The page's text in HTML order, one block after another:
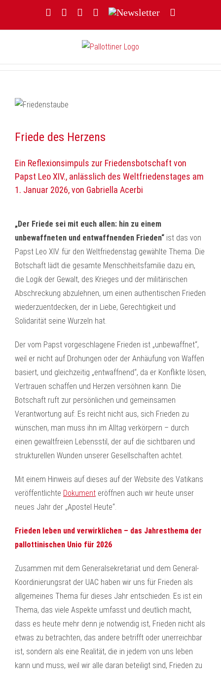
FacebookYouTubeInstagram
Threads
Newsletter
Friede des Herzens
Ein Reflexionsimpuls zur Friedensbotschaft von
Papst Leo XIV., anlässlich des Weltfriedenstages am
1. Januar 2026, von Gabriella Acerbi
„Der Friede sei mit euch allen: hin zu einem
unbewaffneten und entwaffnenden Frieden“ ist das von
Papst Leo XIV. für den Weltfriedenstag gewählte Thema. Die
Botschaft lädt die gesamte Menschheitsfamilie dazu ein,
die Logik der Gewalt, des Krieges und der militärischen
Abschreckung abzulehnen, um einen authentischen Frieden
wiederzuentdecken, der in Liebe, Gerechtigkeit und
Solidarität seine Wurzeln hat.
Der vom Papst vorgeschlagene Frieden ist „unbewaffnet“,
weil er nicht auf Drohungen oder der Anhäufung von Waffen
basiert, und gleichzeitig „entwaffnend“, da er Konflikte lösen,
Vertrauen schaffen und Herzen versöhnen kann. Die
Botschaft ruft zur persönlichen und gemeinsamen
Verantwortung auf: Es reicht nicht aus, sich Frieden zu
wünschen, man muss ihn im Alltag verkörpern – durch
einen gewaltfreien Lebensstil, der auf die sichtbaren und
strukturellen Wunden unserer Gesellschaften achtet.
Mit einem Hinweis auf dieses auf der Website des Vatikans
veröffentlichte Dokument eröffnen auch wir heute unser
neues Jahr der „Apostel Heute“.
Frieden leben und verwirklichen – das Jahresthema der
pallottinischen Unio für 2026
Zusammen mit dem Generalsekretariat und dem General-
Koordinierungsrat der UAC haben wir uns für Frieden als
allgemeines Thema für dieses Jahr entschieden. Es ist ein
Thema, das viele Aspekte umfasst und deutlich macht,
dass es heute mehr denn je notwendig ist, Frieden nicht als
etwas zu betrachten, das andere betrifft oder unerreichbar
ist, sondern als eine Realität, die in jedem von uns leben
kann und muss, weil wir alle daran beteiligt sind, Frieden zu